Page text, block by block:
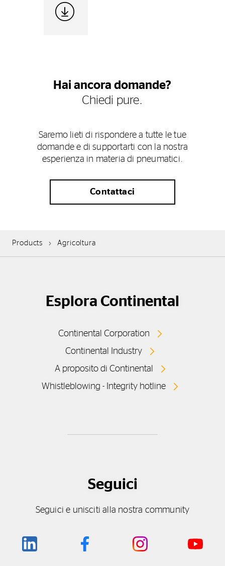
Hai ancora domande?
Chiedi pure.
Saremo lieti di rispondere a tutte le tue
domande e di supportarti con la nostra
esperienza in materia di pneumatici.
Contattaci
Products Agricoltura
Esplora Continental
Continental Corporation
Continental Industry
A proposito di Continental
Whistleblowing - Integrity hotline
Seguici
Seguici e unisciti alla nostra community